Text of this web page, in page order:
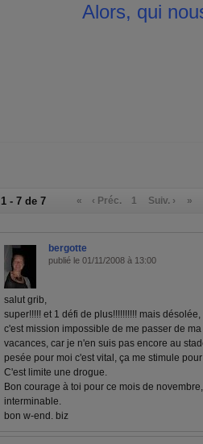
Alors, qui
1 - 7 de 7 « ‹ Préc. 1 Suiv. › »
bergotte
publié le 01/11/2008 à 13:00
salut grib,
super!!!!! et 1 défi de plus!!!!!!!!!! mais
c'est mission impossible de me passer de
vacances, car je n'en suis pas encore au
pesée pour moi c'est vital, ça me stimule
C'est limite une drogue.
Bon courage à toi pour ce mois de
interminable.
bon w-end. biz